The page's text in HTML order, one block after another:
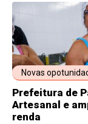
Novas
Prefeitura de
Artesanal e
renda